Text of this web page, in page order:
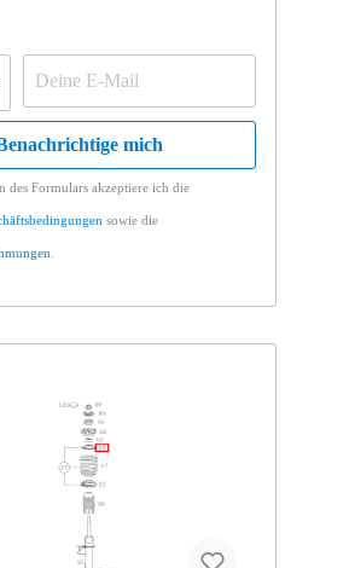
mich
des Formulars akzeptiere ich die
sowie die